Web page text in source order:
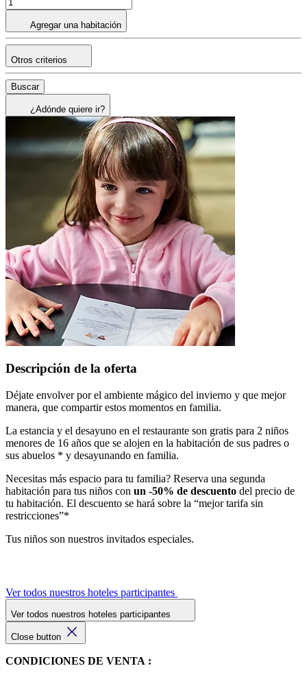
Agregar una habitación
Otros criterios
Buscar
¿Adónde quiere ir?
Descripción de la oferta
Déjate envolver por el ambiente mágico del invierno y que mejor
manera, que compartir estos momentos en familia.
La estancia y el desayuno en el restaurante son gratis para 2 niños
menores de 16 años que se alojen en la habitación de sus padres o
sus abuelos * y desayunando en familia.
Necesitas más espacio para tu familia? Reserva una segunda
habitación para tus niños con un -50% de descuento del precio de
tu habitación. El descuento se hará sobre la “mejor tarifa sin
restricciones”*
Tus niños son nuestros invitados especiales.
Ver todos nuestros hoteles participantes
Ver todos nuestros hoteles participantes
Close button
CONDICIONES DE VENTA :